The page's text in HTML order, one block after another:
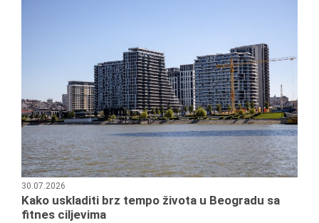
30.07.2026
Kako uskladiti brz tempo života u Beogradu sa
fitnes ciljevima